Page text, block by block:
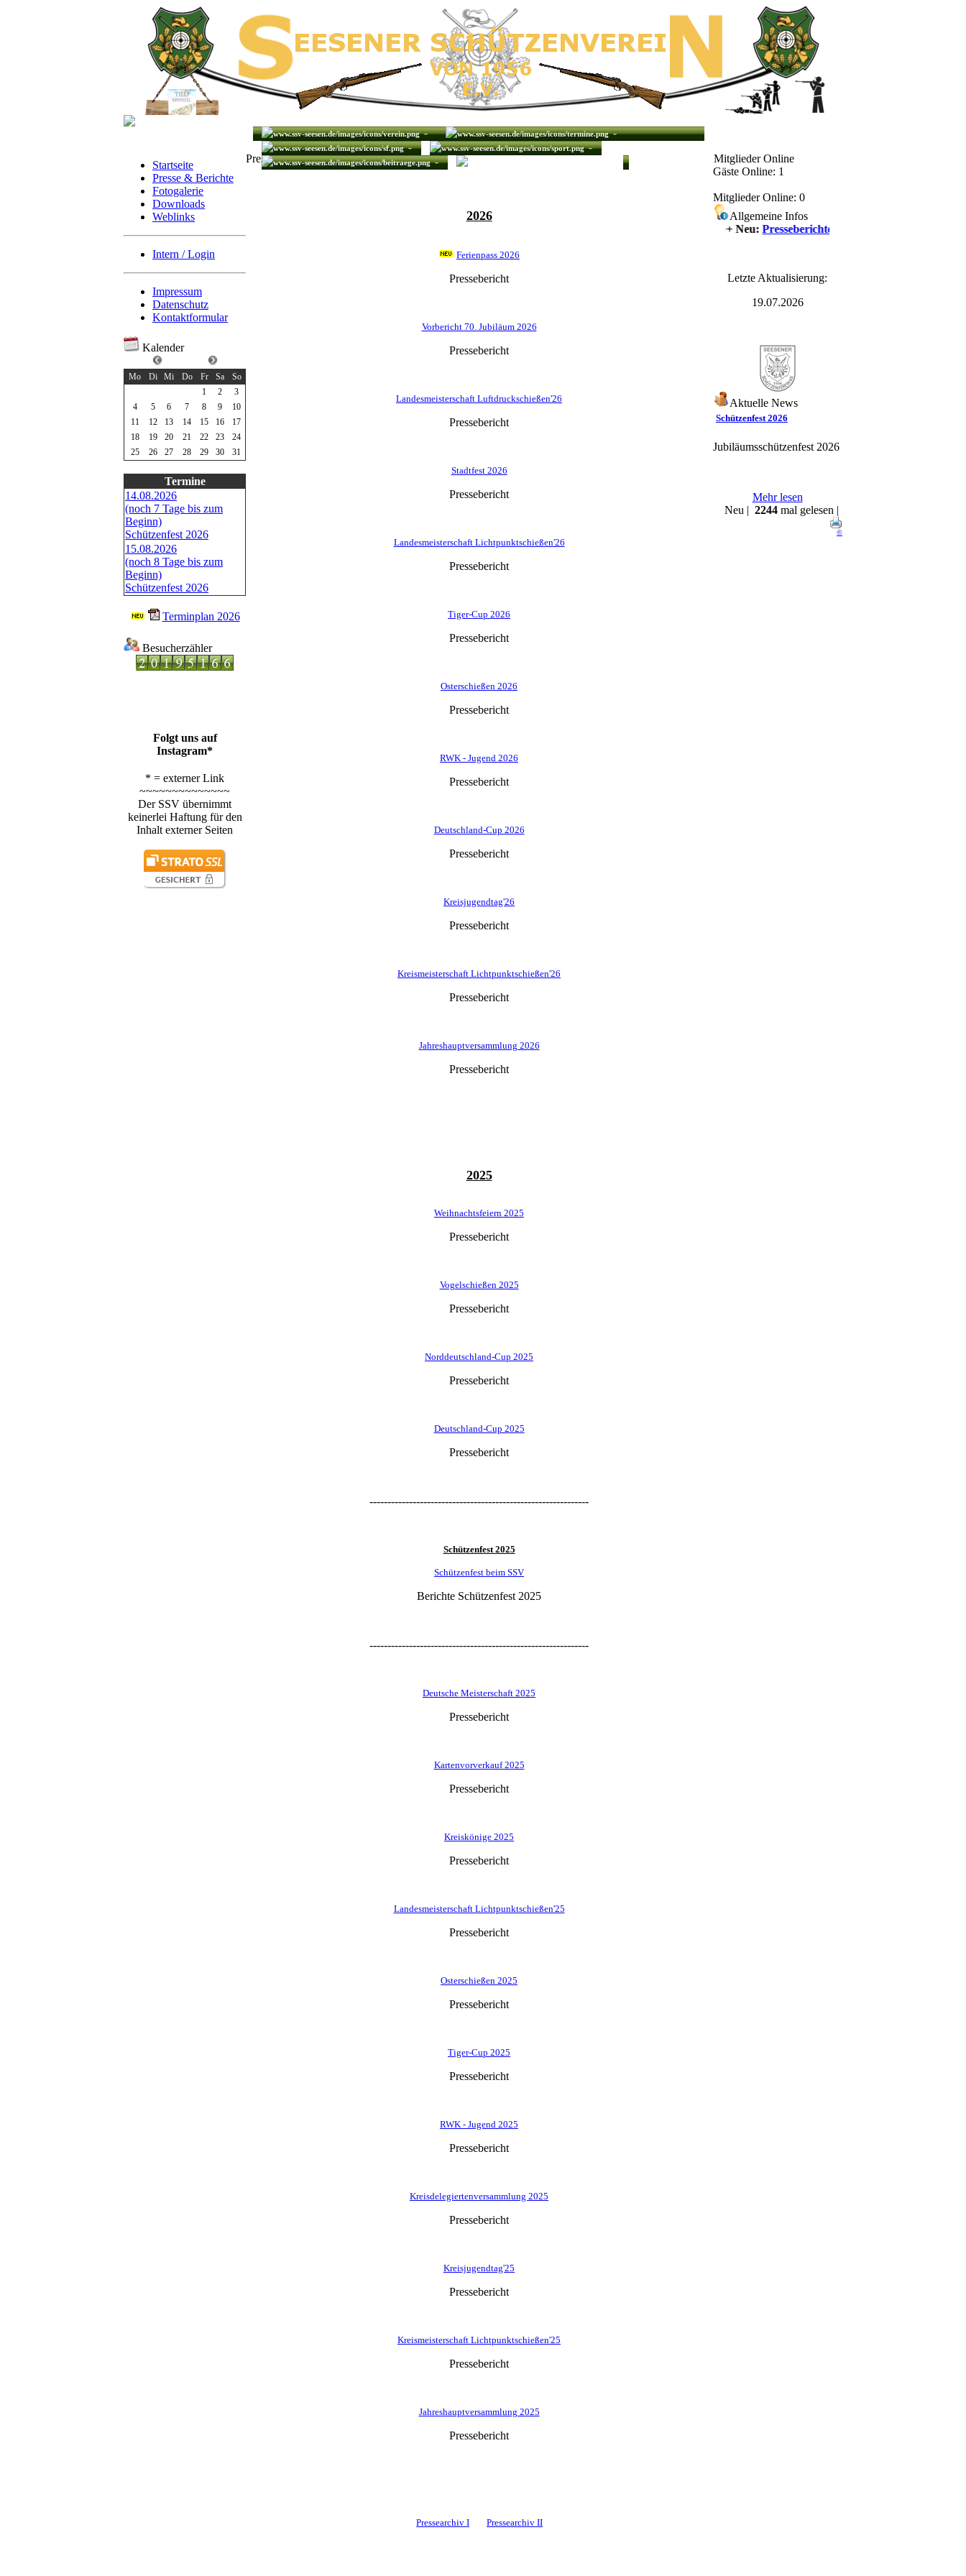
Startseite
Presse & Berichte
Fotogalerie
Downloads
Weblinks
Intern / Login
Impressum
Datenschutz
Kontaktformular
Kalender
Mo
Di Mi Do Fr Sa
So
1
2
3
4
5 6 7 8 9
10
11
12 13 14 15 16
17
18
19 20 21 22 23
24
25
26 27 28 29 30 31
Termine
14.08.2026
(noch 7 Tage bis zum
Beginn)
Schützenfest 2026
15.08.2026
(noch 8 Tage bis zum
Beginn)
Schützenfest 2026
Terminplan 2026
Besucherzähler
Folgt uns auf
Instagram*
* = externer Link
~~~~~~~~~~~~~~
Der SSV übernimmt
keinerlei Haftung für den
Inhalt externer Seiten
Presse - Aktuell
2026
Ferienpass 2026
Pressebericht
Vorbericht 70. Jubiläum 2026
Pressebericht
Landesmeisterschaft Luftdruckschießen'26
Pressebericht
Stadtfest 2026
Pressebericht
Landesmeisterschaft Lichtpunktschießen'26
Pressebericht
Tiger-Cup 2026
Pressebericht
Osterschießen 2026
Pressebericht
RWK - Jugend 2026
Pressebericht
Deutschland-Cup 2026
Pressebericht
Kreisjugendtag'26
Pressebericht
Kreismeisterschaft Lichtpunktschießen'26
Pressebericht
Jahreshauptversammlung 2026
Pressebericht
2025
Weihnachtsfeiern 2025
Pressebericht
Vogelschießen 2025
Pressebericht
Norddeutschland-Cup 2025
Pressebericht
Deutschland-Cup 2025
Pressebericht
-------------------------------------------------------------
Schützenfest 2025
Schützenfest beim SSV
Berichte Schützenfest 2025
-------------------------------------------------------------
Deutsche Meisterschaft 2025
Pressebericht
Kartenvorverkauf 2025
Pressebericht
Kreiskönige 2025
Pressebericht
Landesmeisterschaft Lichtpunktschießen'25
Pressebericht
Osterschießen 2025
Pressebericht
Tiger-Cup 2025
Pressebericht
RWK - Jugend 2025
Pressebericht
Kreisdelegiertenversammlung 2025
Pressebericht
Kreisjugendtag'25
Pressebericht
Kreismeisterschaft Lichtpunktschießen'25
Pressebericht
Jahreshauptversammlung 2025
Pressebericht
Pressearchiv I Pressearchiv II
Mitglieder Online
Gäste Online: 1
Mitglieder Online: 0
Allgemeine Infos
++++ Neu:Presseberichte++++
Letzte Aktualisierung:
19.07.2026
Aktuelle News
Schützenfest 2026
Jubiläumsschützenfest 2026
Mehr lesen
Neu | 2244 mal gelesen |
©